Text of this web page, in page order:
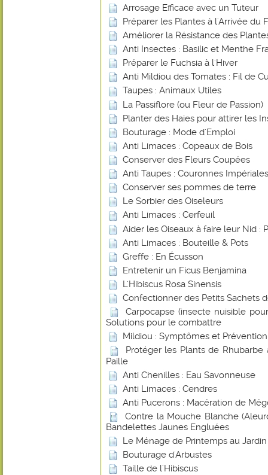
Arrosage Efficace avec un Tuteur
Préparer les Plantes à l'Arrivée du
Améliorer la Résistance des
Anti Insectes : Basilic et Menthe
Préparer le Fuchsia à l'Hiver
Anti Mildiou des Tomates : Fil de
Taupes : Animaux Utiles
La Passiflore (ou Fleur de Passion)
Planter des Haies pour attirer les
Bouturage : Mode d'Emploi
Anti Limaces : Copeaux de Bois
Conserver des Fleurs Coupées
Anti Taupes : Couronnes Impériales
Conserver ses pommes de terre
Le Sorbier des Oiseleurs
Anti Limaces : Cerfeuil
Aider les Oiseaux à faire leur Nid :
Anti Limaces : Bouteille & Pots
Greffe : En Écusson
Entretenir un Ficus Benjamina
L'Hibiscus Rosa Sinensis
Confectionner des Petits Sachets
Carpocapse (insecte nuisible
Solutions pour le combattre
Mildiou : Symptômes et Prévention
Protéger les Plants de
Paille
Anti Chenilles : Eau Savonneuse
Anti Limaces : Cendres
Anti Pucerons : Macération de
Contre la Mouche Blanche
Bandelettes Jaunes Engluées
Le Ménage de Printemps au Jardin
Bouturage d'Arbustes
Taille de l'Hibiscus